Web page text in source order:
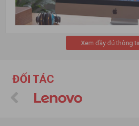
CPU được tích hợp bên trong do hãng
Có thể hiểu iMac là
cổng kết nối với các thiết bị như: Bàn
Chuột Magic Mouse,... ; Có khả năng
Xem đầy đủ thông
ĐỐI TÁC